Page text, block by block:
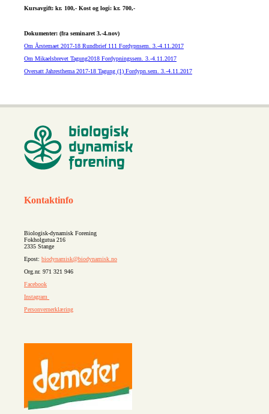
Kursavgift: kr. 100,- Kost og logi: kr. 700,-
Dokumenter: (fra seminaret 3.-4.nov)
Om Årstemaet 2017-18 Rundbrief 111 Fordypnsem. 3.-4.11.2017
Om Mikaelsbrevet Tagung2018 Fordypningssem. 3.-4.11.2017
Oversatt Jahresthema 2017-18 Tagung (1) Fordypn.sem. 3.-4.11.2017
Kontaktinfo
Biologisk-dynamisk Forening
Fokholgutua 216
2335 Stange
Epost: biodynamisk@biodynamisk.no
Org.nr. 971 321 946
Facebook
Instagram
Personvernerklæring